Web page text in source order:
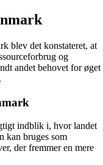
blev det konstateret, at
og
andet behovet for øget
indblik i, hvor landet
kan bruges som
der fremmer en mere